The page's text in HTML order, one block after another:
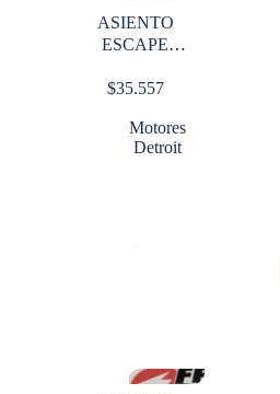
ASIENTO
ESCAPE
60 STD
$35.557
Motores
Detroit